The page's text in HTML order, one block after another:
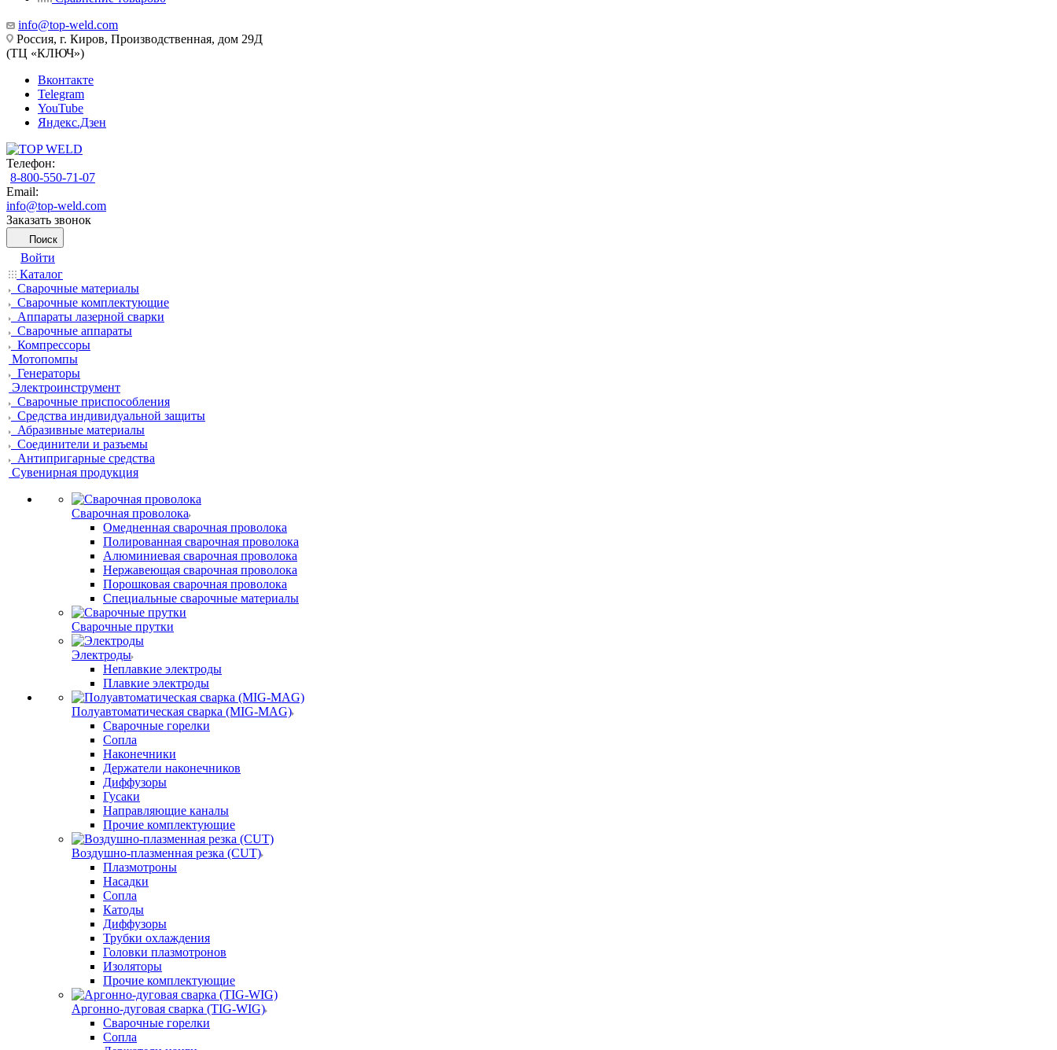
info@top-weld.com
Россия, г. Киров, Производственная, дом 29Д
(ТЦ «КЛЮЧ»)
Вконтакте
Telegram
YouTube
Яндекс.Дзен
Телефон:
8-800-550-71-07
Email:
info@top-weld.com
Заказать звонок
Поиск
Войти
Каталог
Сварочные материалы
Сварочные комплектующие
Аппараты лазерной сварки
Сварочные аппараты
Компрессоры
Мотопомпы
Генераторы
Электроинструмент
Сварочные приспособления
Средства индивидуальной защиты
Абразивные материалы
Соединители и разъемы
Антипригарные средства
Сувенирная продукция
Сварочная проволока
Омедненная сварочная проволока
Полированная сварочная проволока
Алюминиевая сварочная проволока
Нержавеющая сварочная проволока
Порошковая сварочная проволока
Специальные сварочные материалы
Сварочные прутки
Электроды
Неплавкие электроды
Плавкие электроды
Полуавтоматическая сварка (MIG-MAG)
Сварочные горелки
Сопла
Наконечники
Держатели наконечников
Диффузоры
Гусаки
Направляющие каналы
Прочие комплектующие
Воздушно-плазменная резка (CUT)
Плазмотроны
Насадки
Сопла
Катоды
Диффузоры
Трубки охлаждения
Головки плазмотронов
Изоляторы
Прочие комплектующие
Аргонно-дуговая сварка (TIG-WIG)
Сварочные горелки
Сопла